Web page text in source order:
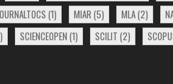
(1) MIAR (5) MLA(2)
SCIENCEOPEN (1) SCILIT (2)